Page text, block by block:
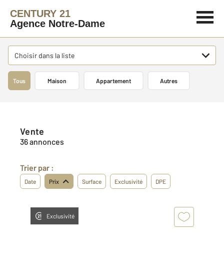
CENTURY 21
Agence Notre-Dame
Choisir dans la liste
Tous Maison Appartement Autres
Vente
36 annonces
Trier par :
Date Prix Surface Exclusivité DPE
Exclusivité